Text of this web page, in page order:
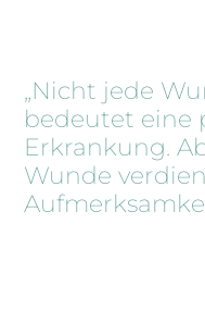
„Nicht jede
bedeutet eine
Erkrankung.
Wunde